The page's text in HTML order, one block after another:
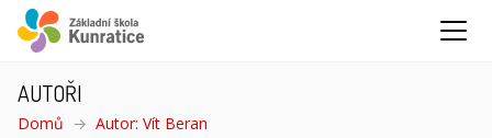
AUTOŘI
Domů Autor: Vít Beran